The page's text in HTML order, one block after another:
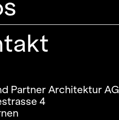
Partner Architektur AG
4